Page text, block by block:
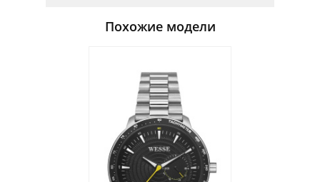
Похожие модели